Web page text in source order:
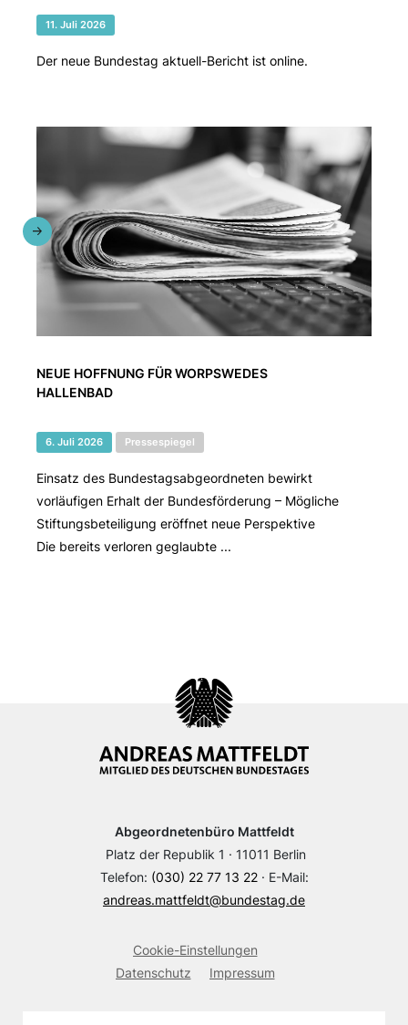
11. Juli 2026
Der neue Bundestag aktuell-Bericht ist online.
NEUE HOFFNUNG FÜR WORPSWEDES
HALLENBAD
6. Juli 2026 Pressespiegel
Einsatz des Bundestagsabgeordneten bewirkt
vorläufigen Erhalt der Bundesförderung – Mögliche
Stiftungsbeteiligung eröffnet neue Perspektive
Die bereits verloren geglaubte ...
Abgeordnetenbüro Mattfeldt
Platz der Republik 1 · 11011 Berlin
Telefon: (030) 22 77 13 22· E-Mail:
andreas.mattfeldt@bundestag.de
Cookie-Einstellungen
Datenschutz
Impressum